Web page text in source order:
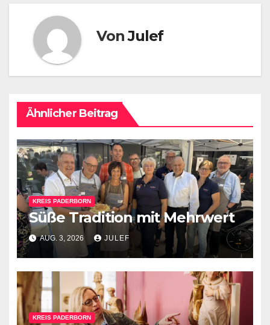
VonJulef
Ähnlicher Beitrag
KREIS PADERBORN
Süße Tradition mit Mehrwert
AUG. 3, 2026 JULEF
KREIS PADERBORN